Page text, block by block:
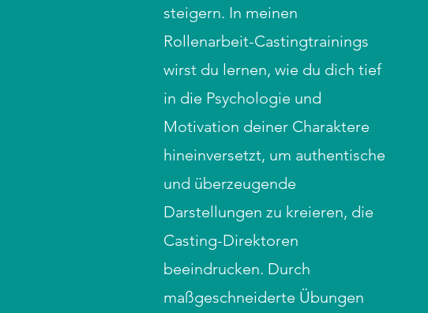
steigern. In meinen
Rollenarbeit-Castingtrainings
wirst du lernen, wie du dich tief
in die Psychologie und
Motivation deiner Charaktere
hineinversetzt, um authentische
und überzeugende
Darstellungen zu kreieren, die
Casting-Direktoren
beeindrucken. Durch
maßgeschneiderte Übungen